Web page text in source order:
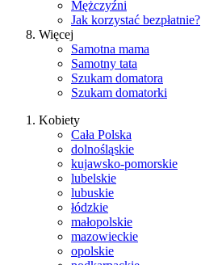
Mężczyźni
Jak korzystać bezpłatnie?
Więcej
Samotna mama
Samotny tata
Szukam domatora
Szukam domatorki
Kobiety
Cała Polska
dolnośląskie
kujawsko-pomorskie
lubelskie
lubuskie
łódzkie
małopolskie
mazowieckie
opolskie